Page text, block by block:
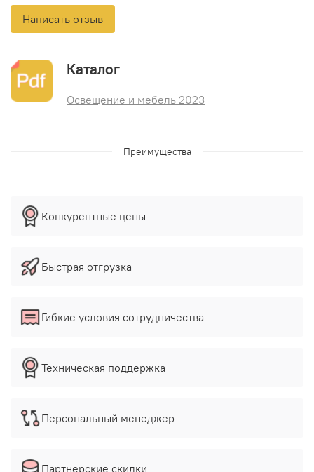
Написать отзыв
Каталог
Освещение и мебель 2023
Преимущества
Конкурентные цены
Быстрая отгрузка
Гибкие условия сотрудничества
Техническая поддержка
Персональный менеджер
Партнерские скидки